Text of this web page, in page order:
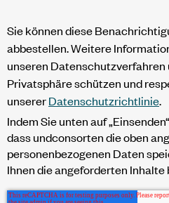
Sie können diese
abbestellen. Weitere
unseren Datenschutzverfahren
Privatsphäre schützen und
unsererDatenschutzrichtlinie.
Indem Sie unten auf
dass undconsorten die oben
personenbezogenen Daten
Ihnen die angeforderten